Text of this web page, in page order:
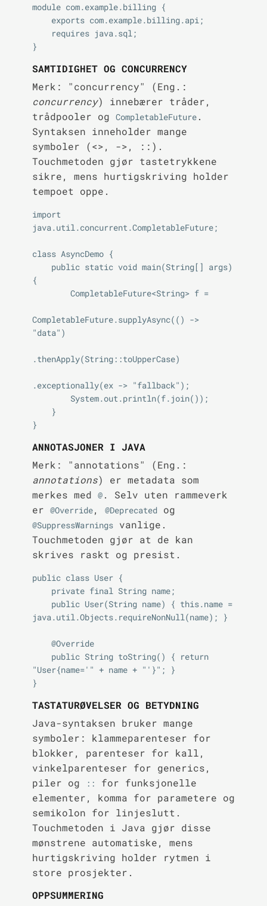
module com.example.billing {
SAMTIDIGHET OG CONCURRENCY
Merk: "concurrency" (Eng.:
concurrency) innebærer tråder,
trådpooler og CompletableFuture.
Syntaksen inneholder mange
symboler (<>, ->, ::).
Touchmetoden gjør tastetrykkene
sikre, mens hurtigskriving holder
tempoet oppe.
import
java.util.concurrent.CompletableFuture;
class AsyncDemo {
{
CompletableFuture.supplyAsync(() ->
"data")
.thenApply(String::toUpperCase)
.exceptionally(ex -> "fallback");
ANNOTASJONER I JAVA
Merk: "annotations" (Eng.:
annotations) er metadata som
merkes med @. Selv uten rammeverk
er @Override, @Deprecatedog
@SuppressWarningsvanlige.
Touchmetoden gjør at de kan
skrives raskt og presist.
public class User {
java.util.Objects.requireNonNull(name); }
"User{name='" + name + "'}"; }
TASTATURØVELSER OG BETYDNING
Java-syntaksen bruker mange
symboler: klammeparenteser for
blokker, parenteser for kall,
vinkelparenteser for generics,
piler og
::
for funksjonelle
elementer, komma for parametere og
semikolon for linjeslutt.
Touchmetoden i Java gjør disse
mønstrene automatiske, mens
hurtigskriving holder rytmen i
store prosjekter.
OPPSUMMERING